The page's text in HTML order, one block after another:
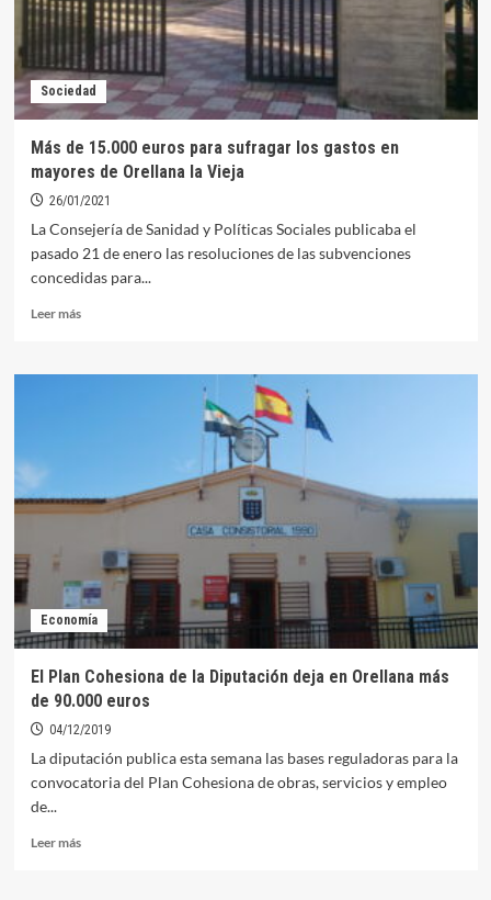
Sociedad
Más de 15.000 euros para sufragar los gastos en
mayores de Orellana la Vieja
26/01/2021
La Consejería de Sanidad y Políticas Sociales publicaba el
pasado 21 de enero las resoluciones de las subvenciones
concedidas para...
Leer másLeer
Más
los
gastos
mayores
de
Orellana
la
Vieja
Economía
El Plan Cohesiona de la Diputación deja en Orellana más
de 90.000 euros
04/12/2019
La diputación publica esta semana las bases reguladoras para la
convocatoria del Plan Cohesiona de obras, servicios y empleo
de...
Leer másLeer